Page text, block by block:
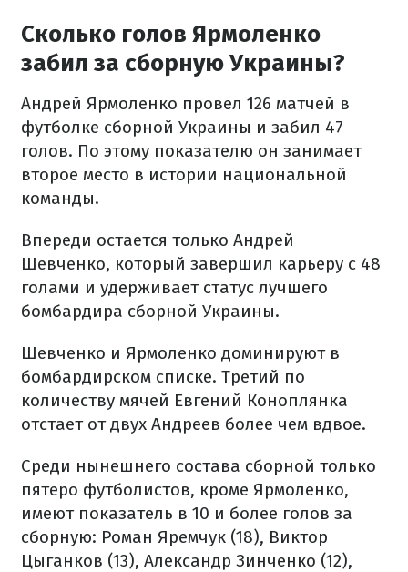
Сколько голов Ярмоленко
забил за сборную Украины?
Андрей Ярмоленко провел 126 матчей в
футболке сборной Украины и забил 47
голов. По этому показателю он занимает
второе место в истории национальной
команды.
Впереди остается только Андрей
Шевченко, который завершил карьеру с 48
голами и удерживает статус лучшего
бомбардира сборной Украины.
Шевченко и Ярмоленко доминируют в
бомбардирском списке. Третий по
количеству мячей Евгений Коноплянка
отстает от двух Андреев более чем вдвое.
Среди нынешнего состава сборной только
пятеро футболистов, кроме Ярмоленко,
имеют показатель в 10 и более голов за
сборную: Роман Яремчук (18), Виктор
Цыганков (13), Александр Зинченко (12),